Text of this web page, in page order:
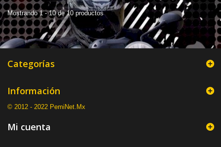
Mostrando 1 - 10 de 10 productos
Categorías
Información
© 2012 - 2022 PemiNet.Mx
Mi cuenta